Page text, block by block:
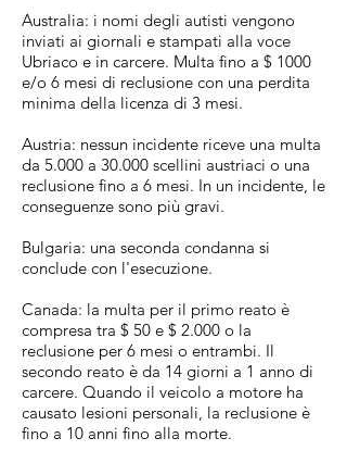
Australia: i nomi degli autisti vengono
inviati ai giornali e stampati alla voce
Ubriaco e in carcere. Multa fino a $ 1000
e/o 6 mesi di reclusione con una perdita
minima della licenza di 3 mesi.
Austria: nessun incidente riceve una multa
da 5.000 a 30.000 scellini austriaci o una
reclusione fino a 6 mesi. In un incidente, le
conseguenze sono più gravi.
Bulgaria: una seconda condanna si
conclude con l'esecuzione.
Canada: la multa per il primo reato è
compresa tra $ 50 e $ 2.000 o la
reclusione per 6 mesi o entrambi. Il
secondo reato è da 14 giorni a 1 anno di
carcere. Quando il veicolo a motore ha
causato lesioni personali, la reclusione è
fino a 10 anni fino alla morte.